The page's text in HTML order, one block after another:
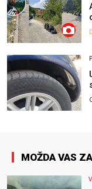
MOŽDA VAS